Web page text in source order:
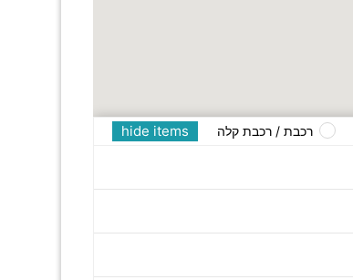
hide items רכבת / רכבת קלה